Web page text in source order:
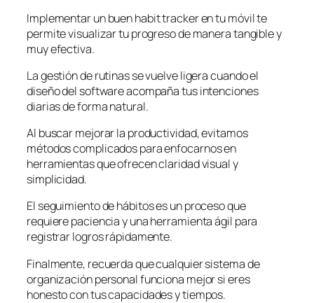
Implementar un buen habit tracker en tu móvil te
permite visualizar tu progreso de manera tangible y
muy efectiva.
La gestión de rutinas se vuelve ligera cuando el
diseño del software acompaña tus intenciones
diarias de forma natural.
Al buscar mejorar la productividad, evitamos
métodos complicados para enfocarnos en
herramientas que ofrecen claridad visual y
simplicidad.
El seguimiento de hábitos es un proceso que
requiere paciencia y una herramienta ágil para
registrar logros rápidamente.
Finalmente, recuerda que cualquier sistema de
organización personal funciona mejor si eres
honesto con tus capacidades y tiempos.